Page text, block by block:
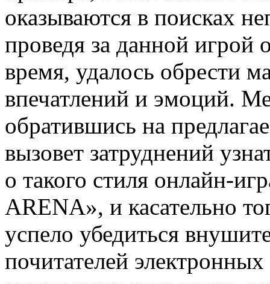
оказываются в поисках
проведя за данной игрой
время, удалось обрести
впечатлений и эмоций.
обратившись на
вызовет затруднений
о такого стиля онлайн-
ARENA», и касательно
успело убедиться
почитателей